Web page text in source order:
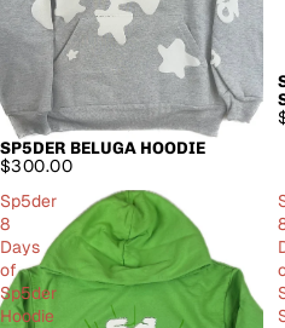
SP5DER BELUGA HOODIE
$300.00
Sp5der
8
Days
of
Sp5der
Hoodie